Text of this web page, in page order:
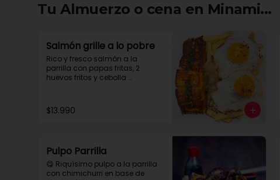
Tu Almuerzo o cena en Minami...
Salmón grille a lo pobre
Rico y fresco salmón a la
parrilla con papas fritas, 2
huevos fritos y cebolla
$13.990
Pulpo Parrilla
😋 Riquísimo pulpo a la parrilla
con chimichurri en base de